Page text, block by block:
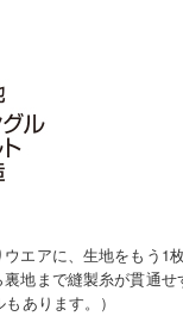
エアに、生地をもう1
地まで縫製糸が貫通
あります。）